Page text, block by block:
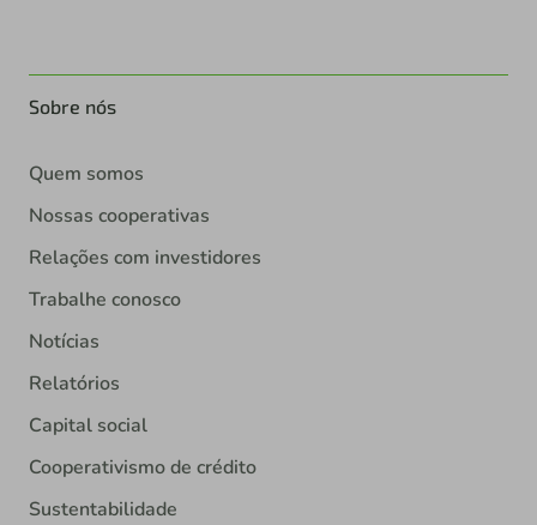
Sobre nós
Quem somos
Nossas cooperativas
Relações com investidores
Trabalhe conosco
Notícias
Relatórios
Capital social
Cooperativismo de crédito
Sustentabilidade